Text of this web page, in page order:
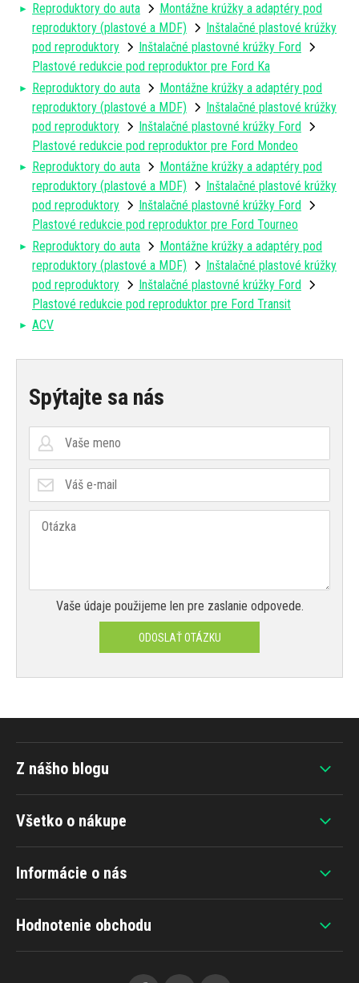
Reproduktory do auta
Montážne krúžky a adaptéry pod
reproduktory (plastové a MDF)
Inštalačné plastové krúžky
pod reproduktory
Inštalačné plastovné krúžky Ford
Plastové redukcie pod reproduktor pre Ford Ka
Reproduktory do auta
Montážne krúžky a adaptéry pod
reproduktory (plastové a MDF)
Inštalačné plastové krúžky
pod reproduktory
Inštalačné plastovné krúžky Ford
Plastové redukcie pod reproduktor pre Ford Mondeo
Reproduktory do auta
Montážne krúžky a adaptéry pod
reproduktory (plastové a MDF)
Inštalačné plastové krúžky
pod reproduktory
Inštalačné plastovné krúžky Ford
Plastové redukcie pod reproduktor pre Ford Tourneo
Reproduktory do auta
Montážne krúžky a adaptéry pod
reproduktory (plastové a MDF)
Inštalačné plastové krúžky
pod reproduktory
Inštalačné plastovné krúžky Ford
Plastové redukcie pod reproduktor pre Ford Transit
ACV
Spýtajte sa nás
Vaše údaje použijeme len pre zaslanie odpovede.
ODOSLAŤ OTÁZKU
Všetko o nákupe
Informácie o nás
Hodnotenie obchodu
Z nášho blogu